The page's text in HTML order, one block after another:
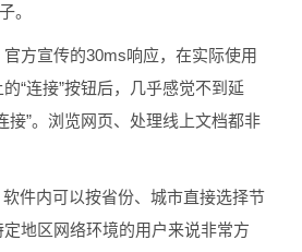
。
官方宣传的30ms响应，在实际使用
“连接”按钮后，几乎感觉不到延
接”。浏览网页、处理线上文档都非
软件内可以按省份、城市直接选择节
地区网络环境的用户来说非常方